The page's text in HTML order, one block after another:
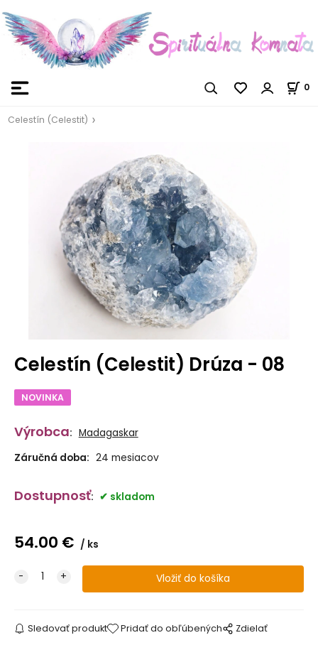
0
Celestín (Celestit)
Celestín (Celestit) Drúza - 08
NOVINKA
Výrobca: Madagaskar
Záručná doba: 24 mesiacov
Dostupnosť: skladom
54.00 € ks
Sledovať produkt Pridať do obľúbených Zdielať